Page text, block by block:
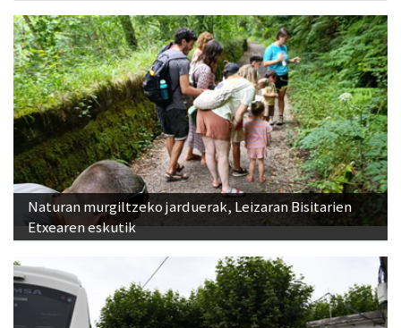
Naturan murgiltzeko jarduerak, Leizaran Bisitarien
Etxearen eskutik